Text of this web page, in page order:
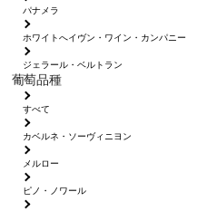
パナメラ
ホワイトへイヴン・ワイン・カンパニー
ジェラール・ベルトラン
葡萄品種
すべて
カベルネ・ソーヴィニヨン
メルロー
ピノ・ノワール